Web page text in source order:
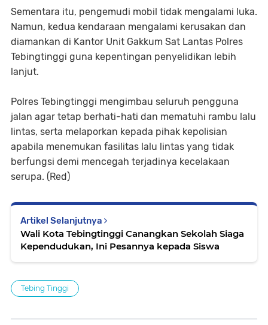
Sementara itu, pengemudi mobil tidak mengalami luka.
Namun, kedua kendaraan mengalami kerusakan dan
diamankan di Kantor Unit Gakkum Sat Lantas Polres
Tebingtinggi guna kepentingan penyelidikan lebih
lanjut.
Polres Tebingtinggi mengimbau seluruh pengguna
jalan agar tetap berhati-hati dan mematuhi rambu lalu
lintas, serta melaporkan kepada pihak kepolisian
apabila menemukan fasilitas lalu lintas yang tidak
berfungsi demi mencegah terjadinya kecelakaan
serupa. (Red)
Artikel Selanjutnya
Wali Kota Tebingtinggi Canangkan Sekolah Siaga
Kependudukan, Ini Pesannya kepada Siswa
Tebing Tinggi